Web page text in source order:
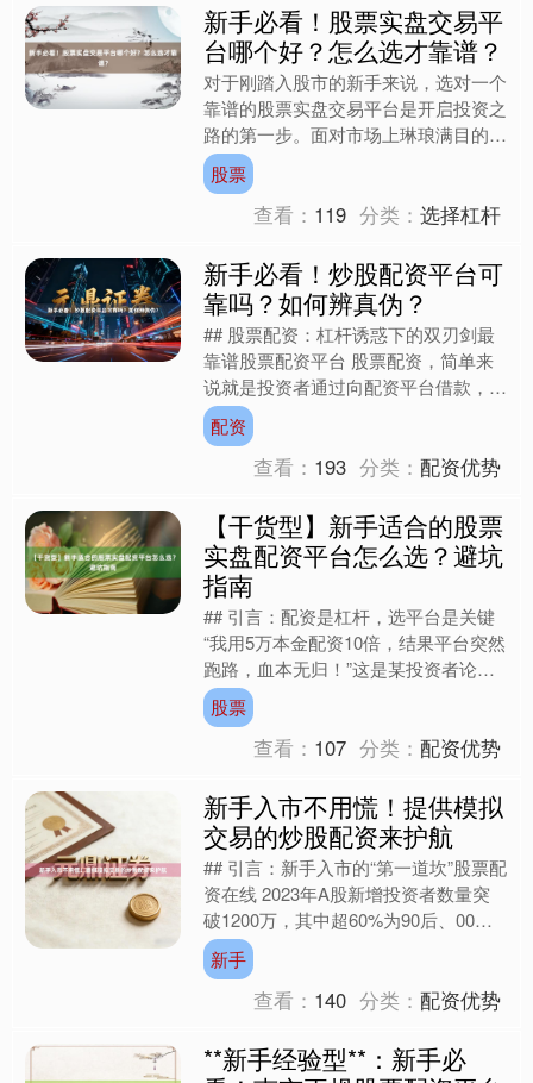
新手必看！股票实盘交易平
台哪个好？怎么选才靠谱？
对于刚踏入股市的新手来说，选对一个
靠谱的股票实盘交易平台是开启投资之
路的第一步。面对市场上琳琅满目的平
台，如何筛选出既安全又适合自己需求
的平台？尤其是涉及股票配....
股票
查看： 119 分类：选择杠杆
新手必看！炒股配资平台可
靠吗？如何辨真伪？
## 股票配资：杠杆诱惑下的双刃剑最
靠谱股票配资平台 股票配资，简单来
说就是投资者通过向配资平台借款，以
自有资金为保证金，放大投资本金进行
股票交易的行为。比如，....
配资
查看： 193 分类：配资优势
【干货型】新手适合的股票
实盘配资平台怎么选？避坑
指南
## 引言：配资是杠杆，选平台是关键
“我用5万本金配资10倍，结果平台突然
跑路，血本无归！”这是某投资者论坛
的真实留言。股票配资通过杠杆放大收
益的同时，也放大....
股票
查看： 107 分类：配资优势
新手入市不用慌！提供模拟
交易的炒股配资来护航
## 引言：新手入市的“第一道坎”股票配
资在线 2023年A股新增投资者数量突
破1200万，其中超60%为90后、00后
新手。然而，某头部券商调研显示，
78%的....
新手
查看： 140 分类：配资优势
**新手经验型**：新手必